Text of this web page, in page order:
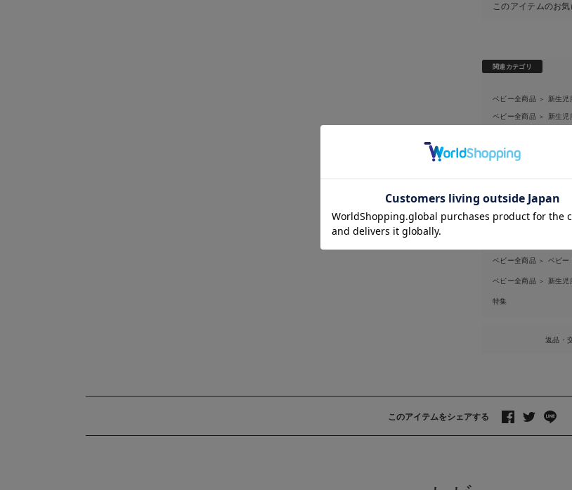
このアイテムのお
関連カテゴリ
ベビー全商品 ＞ 新生児
ベビー全商品 ＞ 新生児
ブランド：
ベビー全商品 ＞ ベビー
ベビー全商品 ＞ 新生児
特集
返品・
このアイテムをシェアする >
お気に入り商品を確認する